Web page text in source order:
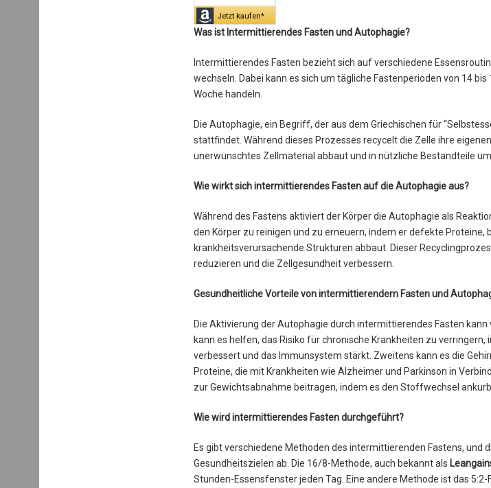
Jetzt kaufen*
Was ist Intermittierendes Fasten und Autophagie?
Intermittierendes Fasten bezieht sich auf verschiedene
wechseln. Dabei kann es sich um tägliche Fastenperioden von 14
Woche handeln.
Die Autophagie, ein Begriff, der aus dem Griechischen für
stattfindet. Während dieses Prozesses recycelt die Zelle ihre
unerwünschtes Zellmaterial abbaut und in nützliche Bestandteile
Wie wirkt sich intermittierendes Fasten auf die Autophagie aus?
Während des Fastens aktiviert der Körper die Autophagie als
den Körper zu reinigen und zu erneuern, indem er defekte
krankheitsverursachende Strukturen abbaut. Dieser
reduzieren und die Zellgesundheit verbessern.
Gesundheitliche Vorteile von intermittierendem Fasten und
Die Aktivierung der Autophagie durch intermittierendes Fasten
kann es helfen, das Risiko für chronische Krankheiten zu
verbessert und das Immunsystem stärkt. Zweitens kann es die
Proteine, die mit Krankheiten wie Alzheimer und Parkinson in
zur Gewichtsabnahme beitragen, indem es den Stoffwechsel
Wie wird intermittierendes Fasten durchgeführt?
Es gibt verschiedene Methoden des intermittierenden Fastens, und
Gesundheitszielen ab. Die 16/8-Methode, auch bekannt als
Stunden-Essensfenster jeden Tag. Eine andere Methode ist das